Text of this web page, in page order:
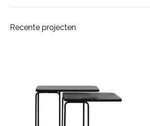
Recente projecten